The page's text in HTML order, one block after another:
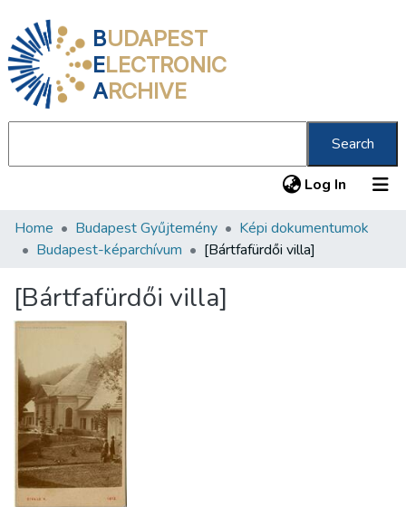
BUDAPEST
ELECTRONIC
ARCHIVE
Search
Log In (current)
Communities & Collections
Statistics
Home Budapest Gyűjtemény
Képi dokumentumok
Budapest-képarchívum
[Bártfafürdői villa]
[Bártfafürdői villa]